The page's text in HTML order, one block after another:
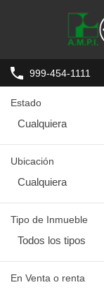
999-454-1111
Estado
Cualquiera
Ubicación
Cualquiera
Tipo de Inmueble
Todos los tipos
En Venta o renta